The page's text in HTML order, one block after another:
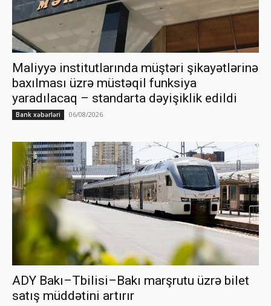
Maliyyə institutlarında müştəri şikayətlərinə
baxılması üzrə müstəqil funksiya
yaradılacaq – standarta dəyişiklik edildi
Bank xəbərləri 06/08/2026
ADY Bakı–Tbilisi–Bakı marşrutu üzrə bilet
satış müddətini artırır